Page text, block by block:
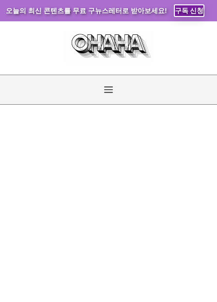
오늘의 최신 콘텐츠를 무료 구뉴스레터로 받아보세요! 구독 신청
건
메